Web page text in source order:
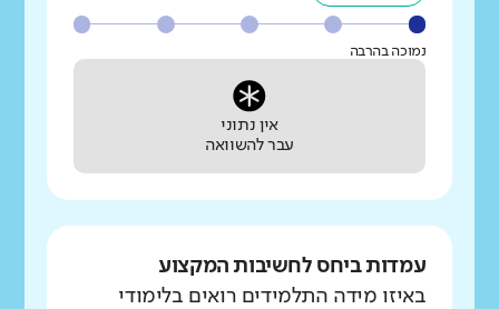
נמוכה בהרבה
אין נתוני
עבר להשוואה
עמדות ביחס לחשיבות המקצוע
באיזו מידה התלמידים רואים בלימודי